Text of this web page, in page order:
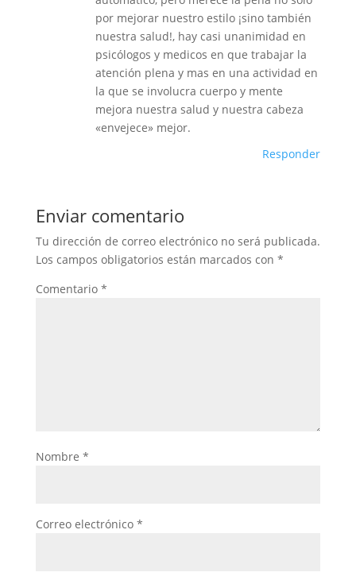
por mejorar nuestro estilo ¡sino también
nuestra salud!, hay casi unanimidad en
psicólogos y medicos en que trabajar la
atención plena y mas en una actividad en
la que se involucra cuerpo y mente
mejora nuestra salud y nuestra cabeza
«envejece» mejor.
Responder
Enviar comentario
Tu dirección de correo electrónico no será publicada.
Los campos obligatorios están marcados con *
Comentario *
Nombre *
Correo electrónico *